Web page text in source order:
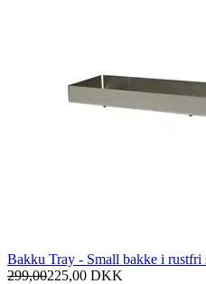
Bakku Tray - Small bakke i
299,00225,00 DKK